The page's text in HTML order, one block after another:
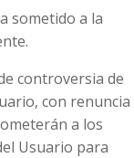
sometido a la
controversia de
con renuncia
a los
Usuario para